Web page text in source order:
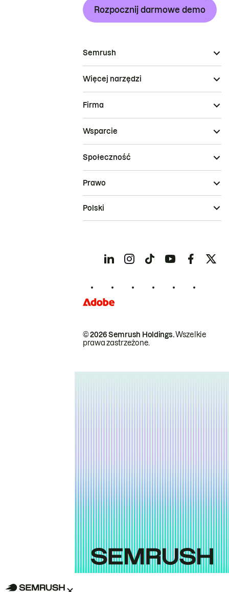
Rozpocznij darmowe demo
Semrush
Więcej narzędzi
Firma
Wsparcie
Społeczność
© 2026 Semrush Holdings.Wszelkie
prawa zastrzeżone.
Prawo
Polski